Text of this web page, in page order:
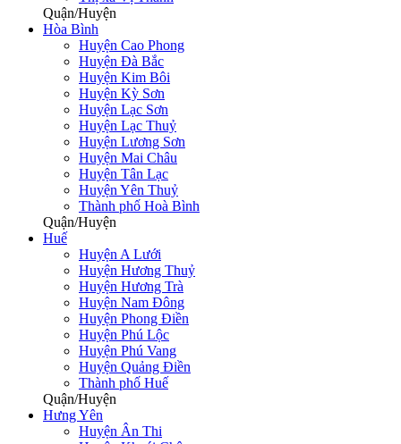
Quận/Huyện
Hòa Bình
Huyện Cao Phong
Huyện Đà Bắc
Huyện Kim Bôi
Huyện Kỳ Sơn
Huyện Lạc Sơn
Huyện Lạc Thuỷ
Huyện Lương Sơn
Huyện Mai Châu
Huyện Tân Lạc
Huyện Yên Thuỷ
Thành phố Hoà Bình
Quận/Huyện
Huế
Huyện A Lưới
Huyện Hương Thuỷ
Huyện Hương Trà
Huyện Nam Đông
Huyện Phong Điền
Huyện Phú Lộc
Huyện Phú Vang
Huyện Quảng Điền
Thành phố Huế
Quận/Huyện
Hưng Yên
Huyện Ân Thi